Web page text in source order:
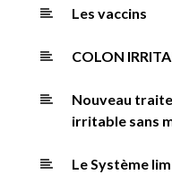
Les vaccins
COLON
Nouveau
irritable sans
Le Système